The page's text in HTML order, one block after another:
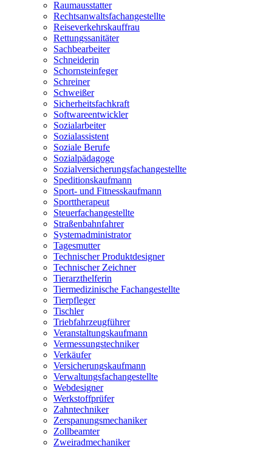
Raumausstatter
Rechtsanwaltsfachangestellte
Reiseverkehrskauffrau
Rettungssanitäter
Sachbearbeiter
Schneiderin
Schornsteinfeger
Schreiner
Schweißer
Sicherheitsfachkraft
Softwareentwickler
Sozialarbeiter
Sozialassistent
Soziale Berufe
Sozialpädagoge
Sozialversicherungsfachangestellte
Speditionskaufmann
Sport- und Fitnesskaufmann
Sporttherapeut
Steuerfachangestellte
Straßenbahnfahrer
Systemadministrator
Tagesmutter
Technischer Produktdesigner
Technischer Zeichner
Tierarzthelferin
Tiermedizinische Fachangestellte
Tierpfleger
Tischler
Triebfahrzeugführer
Veranstaltungskaufmann
Vermessungstechniker
Verkäufer
Versicherungskaufmann
Verwaltungsfachangestellte
Webdesigner
Werkstoffprüfer
Zahntechniker
Zerspanungsmechaniker
Zollbeamter
Zweiradmechaniker